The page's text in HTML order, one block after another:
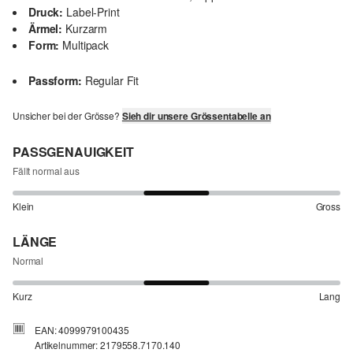
Druck: Label-Print
Ärmel: Kurzarm
Form: Multipack
Passform: Regular Fit
Unsicher bei der Grösse? Sieh dir unsere Grössentabelle an
PASSGENAUIGKEIT
Fällt normal aus
Klein Gross
LÄNGE
Normal
Kurz Lang
EAN: 4099979100435
Artikelnummer: 2179558.7170.140